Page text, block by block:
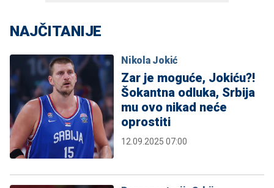
NAJČITANIJE
Nikola Jokić
Zar je moguće, Jokiću?!
Šokantna odluka, Srbija
mu ovo nikad neće
oprostiti
12.09.2025 07:00